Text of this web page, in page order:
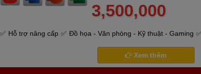
3,500,000
Hỗ trợ nâng cấp Đồ họa - Văn phòng - Kỹ thuật - Gaming
Xem thêm